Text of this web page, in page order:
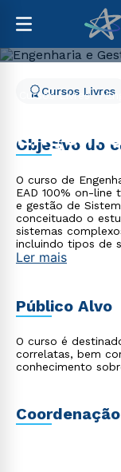
Cursos Livres
Cursos Livres
Objetivo do
O curso de
EAD 100% on-line
e gestão de
conceituado o
sistemas
incluindo tipos de
Ler mais
Público Alvo
O curso é
correlatas, bem
conhecimento